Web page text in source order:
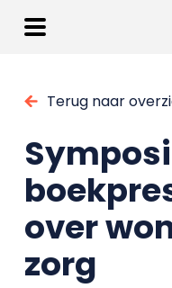
Terug naar
over
zorg